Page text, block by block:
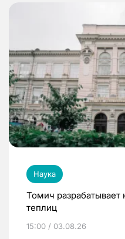
Наука
Томич
теплиц
15:00 / 03.08.26